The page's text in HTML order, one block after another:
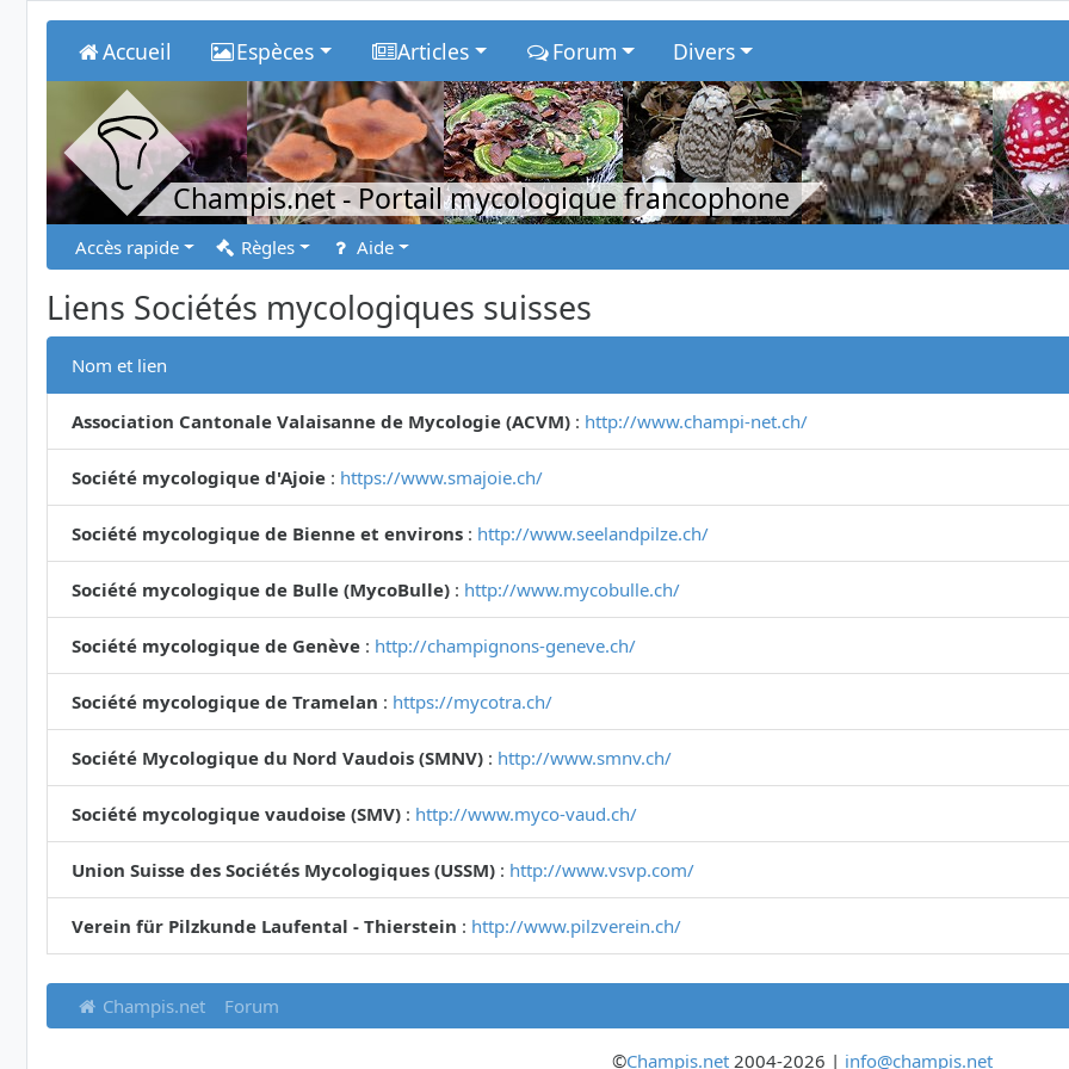
Accueil Espèces Articles Forum Divers
Champis.net- Portail mycologique francophone
Accès rapide Règles Aide
Liens Sociétés mycologiques suisses
Nom et lien
Association Cantonale Valaisanne de Mycologie (ACVM) : http://www.champi-net.ch/
Société mycologique d'Ajoie : https://www.smajoie.ch/
Société mycologique de Bienne et environs : http://www.seelandpilze.ch/
Société mycologique de Bulle (MycoBulle) : http://www.mycobulle.ch/
Société mycologique de Genève : http://champignons-geneve.ch/
Société mycologique de Tramelan : https://mycotra.ch/
Société Mycologique du Nord Vaudois (SMNV) : http://www.smnv.ch/
Société mycologique vaudoise (SMV) : http://www.myco-vaud.ch/
Union Suisse des Sociétés Mycologiques (USSM) : http://www.vsvp.com/
Verein für Pilzkunde Laufental - Thierstein : http://www.pilzverein.ch/
Champis.net Forum
©Champis.net2004-2026 | info@champis.net